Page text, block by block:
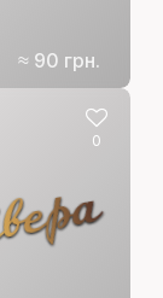
≈ 90 грн.
0